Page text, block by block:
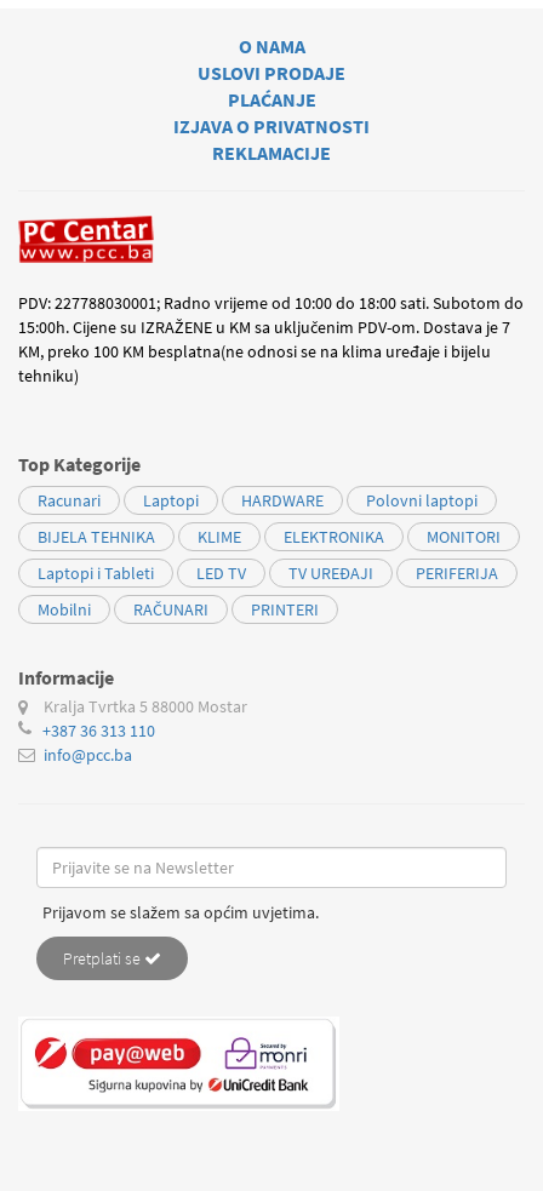
O NAMA
USLOVI PRODAJE
PLAĆANJE
IZJAVA O PRIVATNOSTI
REKLAMACIJE
PDV: 227788030001; Radno vrijeme od 10:00 do 18:00 sati. Subotom do
15:00h. Cijene su IZRAŽENE u KM sa uključenim PDV-om. Dostava je 7
KM, preko 100 KM besplatna(ne odnosi se na klima uređaje i bijelu
tehniku)
Top Kategorije
Racunari Laptopi HARDWARE
Polovni laptopi
BIJELA TEHNIKA
KLIME ELEKTRONIKA
MONITORI
Laptopi i Tableti
LED TV TV UREĐAJI
PERIFERIJA
Mobilni
RAČUNARI PRINTERI
Informacije
Kralja Tvrtka 5 88000 Mostar
+387 36 313 110
info@pcc.ba
Prijavom se slažem sa općim uvjetima.
Pretplati se